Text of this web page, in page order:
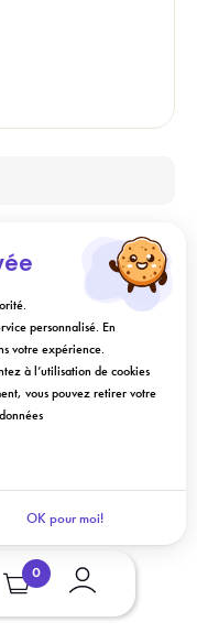
0
personnalisé. En
votre expérience.
à l’utilisation de cookies
vous pouvez retirer votre
OK pour moi!